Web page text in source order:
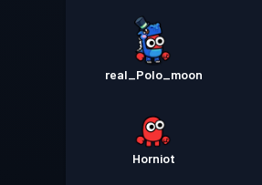
real_Polo_moon
Horniot